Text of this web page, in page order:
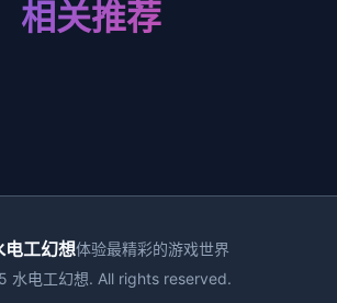
相关推荐
电工幻想体验最精彩的游戏世界
水电工幻想. All rights reserved.